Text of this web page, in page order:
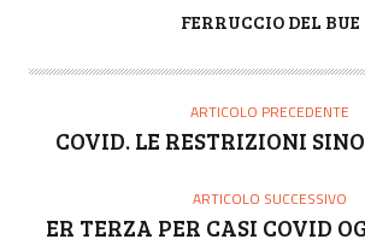
T
FERRUCCIO DEL BUE
ARTICOLO PRECEDENTE
COVID. LE RESTRIZIONI
ARTICOLO SUCCESSIVO
ER TERZA PER CASI COVID